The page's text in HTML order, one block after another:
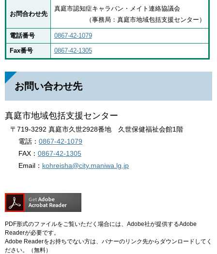
お問合わせ先
真庭市認知症キャラバン・メイト連絡協議会
（事務局：真庭市地域包括支援センター）
電話番号 0867-42-1079
Fax番号 0867-42-1305
お問い合わせ先
真庭市地域包括支援センター
〒719-3292 真庭市久世2928番地 久世保健福祉会館1階
電話： 0867-42-1079
FAX： 0867-42-1305
Email： kohreisha@city.maniwa.lg.jp
PDF形式のファイルをご覧いただく場合には、Adobe社が提供するAdobe
Readerが必要です。
Adobe Readerをお持ちでない方は、バナーのリンク先からダウンロードしてく
ださい。（無料）